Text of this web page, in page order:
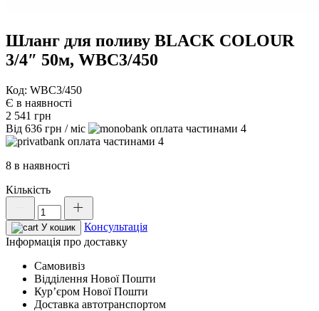
Шланг для поливу BLACK COLOUR
3/4″ 50м, WBC3/450
Код: WBC3/450
Є в наявності
2 541 грн
Від 636 грн / міс
4
4
8 в наявності
Кількість
Шланг
для
поливу
BLACK
3/4"
50м,
WBC3/450
кількість
У кошик
Консультація
Інформація про доставку
Самовивіз
Відділення Нової Пошти
Курʼєром Нової Пошти
Доставка автотранспортом